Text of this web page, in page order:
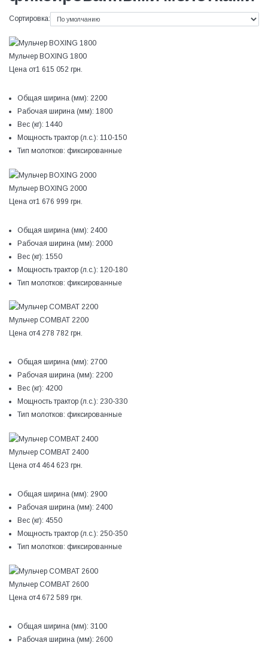
Сортировка:
Мульчер BOXING 1800
Цена от1 615 052 грн.
Общая ширина (мм): 2200
Рабочая ширина (мм): 1800
Вес (кг): 1440
Мощность трактор (л.с.): 110-150
Тип молотков: фиксированные
Мульчер BOXING 2000
Цена от1 676 999 грн.
Общая ширина (мм): 2400
Рабочая ширина (мм): 2000
Вес (кг): 1550
Мощность трактор (л.с.): 120-180
Тип молотков: фиксированные
Мульчер COMBAT 2200
Цена от4 278 782 грн.
Общая ширина (мм): 2700
Рабочая ширина (мм): 2200
Вес (кг): 4200
Мощность трактор (л.с.): 230-330
Тип молотков: фиксированные
Мульчер COMBAT 2400
Цена от4 464 623 грн.
Общая ширина (мм): 2900
Рабочая ширина (мм): 2400
Вес (кг): 4550
Мощность трактор (л.с.): 250-350
Тип молотков: фиксированные
Мульчер COMBAT 2600
Цена от4 672 589 грн.
Общая ширина (мм): 3100
Рабочая ширина (мм): 2600